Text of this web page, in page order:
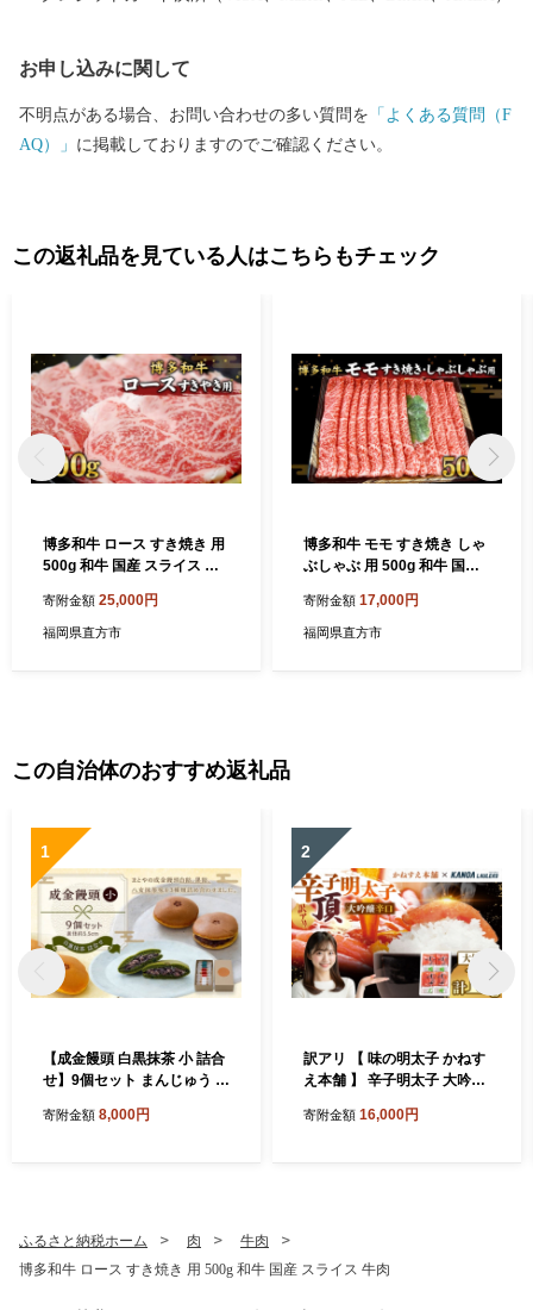
お申し込みに関して
不明点がある場合、お問い合わせの多い質問を 「よくある質問（F
AQ）」 に掲載しておりますのでご確認ください。
この返礼品を見ている人はこちらもチェック
博多和牛 ロース すき焼き 用
500g 和牛 国産 スライス 牛
寄附金額 25,000円
福岡県直方市
博多和牛 モモ すき焼き しゃ
ぶしゃぶ 用 500g 和牛 国産
寄附金額 17,000円
福岡県直方市
この自治体のおすすめ返礼品
1
【成金饅頭 白黒抹茶 小 詰合
せ】9個セット まんじゅう 饅
市
寄附金額 8,000円
2
訳アリ 【 味の明太子 かねす
え本舗 】 辛子明太子 大吟醸
パック 計約1kg 明太子 辛子
寄附金額 16,000円
ふるさと納税ホーム 肉
牛肉
博多和牛 ロース すき焼き 用 500g 和牛 国産 スライス 牛肉